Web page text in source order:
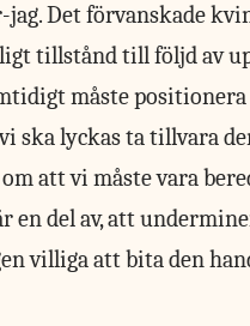
jag. Det förvanskade
tillstånd till följd av
måste positionera
ska lyckas ta tillvara
att vi måste vara
en del av, att
villiga att bita den